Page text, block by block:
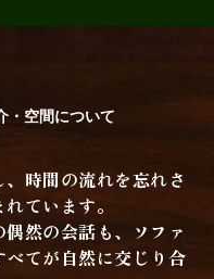
・空間について
時間の流れを忘れさ
ています。
然の会話も、ソファ
てが自然に交じり合